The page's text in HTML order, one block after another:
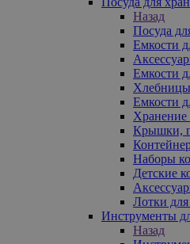
Назад
Посуда
Емкости
Емкости
Хлебницы
Емкости
Хранение
Крышки,
Наборы
Детские
Лотки
Инструменты
Назад